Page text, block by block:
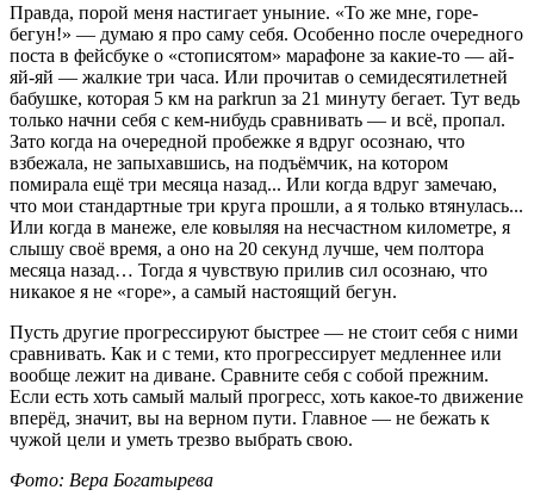
Правда, порой меня настигает уныние. «То же мне, горе-
бегун!» — думаю я про саму себя. Особенно после очередного
поста в фейсбуке о «стописятом» марафоне за какие-то — ай-
яй-яй — жалкие три часа. Или прочитав о семидесятилетней
бабушке, которая 5 км на parkrun за 21 минуту бегает. Тут ведь
только начни себя с кем-нибудь сравнивать — и всё, пропал.
Зато когда на очередной пробежке я вдруг осознаю, что
взбежала, не запыхавшись, на подъёмчик, на котором
помирала ещё три месяца назад... Или когда вдруг замечаю,
что мои стандартные три круга прошли, а я только втянулась...
Или когда в манеже, еле ковыляя на несчастном километре, я
слышу своё время, а оно на 20 секунд лучше, чем полтора
месяца назад… Тогда я чувствую прилив сил осознаю, что
никакое я не «горе», а самый настоящий бегун.
Пусть другие прогрессируют быстрее — не стоит себя с ними
сравнивать. Как и с теми, кто прогрессирует медленнее или
вообще лежит на диване. Сравните себя с собой прежним.
Если есть хоть самый малый прогресс, хоть какое-то движение
вперёд, значит, вы на верном пути. Главное — не бежать к
чужой цели и уметь трезво выбрать свою.
Фото: Вера Богатырева